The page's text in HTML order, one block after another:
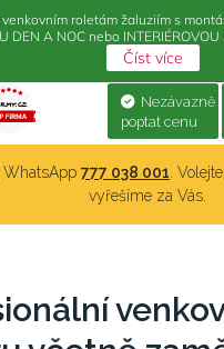
Nezávazně
poptat cenu
WhatsApp 777 038 001 .
vyřešíme za Vás.
venkovním roletám žaluziím s
DEN A NOC nebo
Číst více